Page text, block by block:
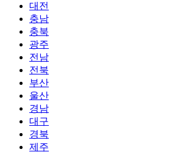
대전
충남
충북
광주
전남
전북
부산
울산
경남
대구
경북
제주